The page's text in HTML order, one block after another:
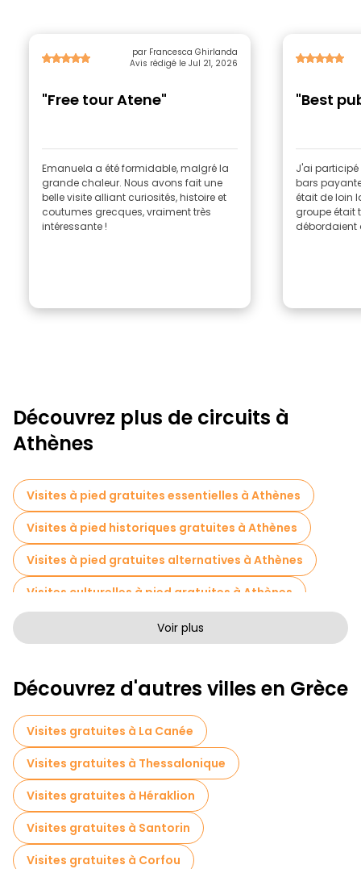
par Francesca Ghirlanda
Avis rédigé le Jul 21, 2026
"Free tour Atene"
Emanuela a été formidable, malgré la
grande chaleur. Nous avons fait une
belle visite alliant curiosités, histoire et
coutumes grecques, vraiment très
intéressante !
"Best
J'ai
bars
était de loin
groupe était
débordaient
Découvrez plus de circuits à
Athènes
Visites à pied gratuites essentielles à Athènes
Visites à pied historiques gratuites à Athènes
Visites à pied gratuites alternatives à Athènes
Visites culturelles à pied gratuites à Athènes
Visites à pied sans art à Athènes
Activités sportives à Athènes
Visites autoguidées en Athènes
Jeux d'évasion en Athènes
Croisières en Athènes
Musées en Athènes
Voir plus
Découvrez d'autres villes en Grèce
Visites gratuites à La Canée
Visites gratuites à Thessalonique
Visites gratuites à Héraklion
Visites gratuites à Santorin
Visites gratuites à Corfou